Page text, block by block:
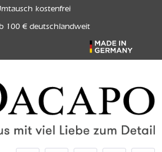
kostenfrei
100 € deutschlandweit